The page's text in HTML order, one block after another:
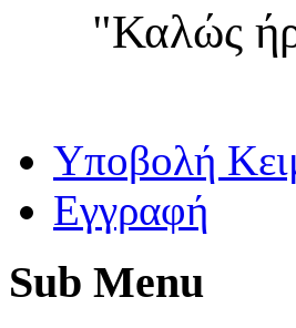
"Καλώς
Yποβολή
Εγγραφή
Sub Menu